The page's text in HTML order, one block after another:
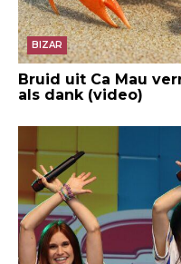
BIZAR
Bruid uit Ca Mau
als dank (video)